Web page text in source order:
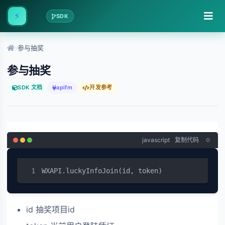
⚡ SDK
参与抽奖
参与抽奖
SDK 文档 apifm 开发参考
javascript 复制代码
WXAPI.luckyInfoJoin(id, token)
id 抽奖项目id